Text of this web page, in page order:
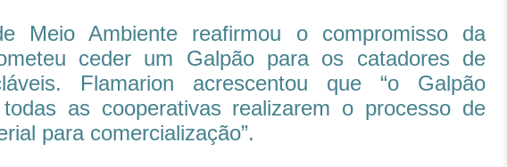
Meio Ambiente reafirmou o compromisso da
ceder um Galpão para os catadores de
Flamarion acrescentou que “o Galpão
as cooperativas realizarem o processo de
para comercialização”.